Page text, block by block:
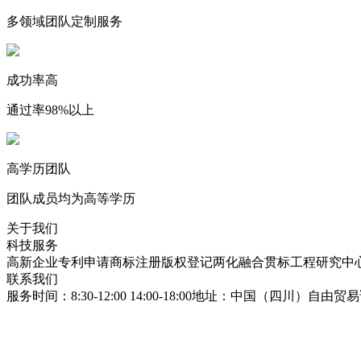
多领域团队定制服务
成功率高
通过率98%以上
高学历团队
团队成员均为高等学历
关于我们
科技服务
高新企业专利申请商标注册版权登记两化融合贯标工程研究中
联系我们
服务时间：8:30-12:00 14:00-18:00地址：中国（四川）自由贸